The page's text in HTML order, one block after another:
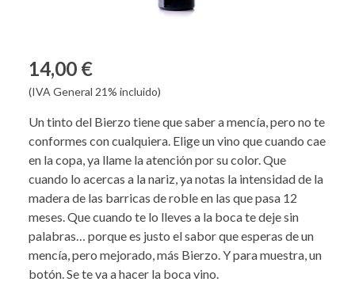
14,00 €
(IVA General 21% incluido)
Un tinto del Bierzo tiene que saber a mencía, pero no te
conformes con cualquiera. Elige un vino que cuando cae
en la copa, ya llame la atención por su color. Que
cuando lo acercas a la nariz, ya notas la intensidad de la
madera de las barricas de roble en las que pasa 12
meses. Que cuando te lo lleves a la boca te deje sin
palabras… porque es justo el sabor que esperas de un
mencía, pero mejorado, más Bierzo. Y para muestra, un
botón. Se te va a hacer la boca vino.